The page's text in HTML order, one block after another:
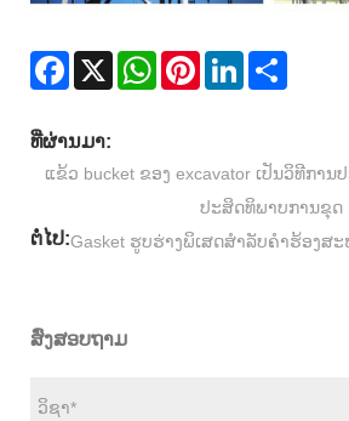
Facebook
X WhatsAppPinterestLinkedIn
ທີ່ຜ່ານມາ:
ແຂ້ວ bucket ຂອງ excavator ເປັນວິທີກາ
ປະສິດທິພາບການຂຸດ
ຕໍ່ໄປ:Gasket ຮູບຮ່າງພິເສດສໍາລັບຄໍາຮ້ອງສ
ສົ່ງສອບຖາມ